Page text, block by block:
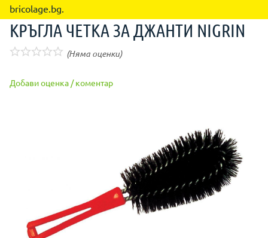
bricolage.bg.
КРЪГЛА ЧЕТКА ЗА ДЖАНТИ NIGRIN
(Няма оценки)
Добави оценка / коментар